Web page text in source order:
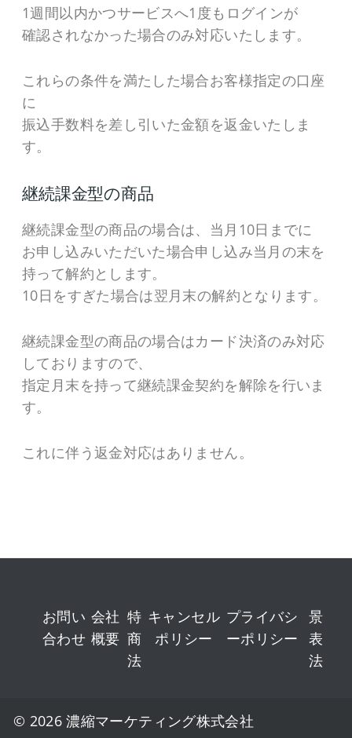
1週間以内かつサービスへ1度もログインが
確認されなかった場合のみ対応いたします。
これらの条件を満たした場合お客様指定の口座
に
振込手数料を差し引いた金額を返金いたしま
す。
継続課金型の商品
継続課金型の商品の場合は、当月10日までに
お申し込みいただいた場合申し込み当月の末を
持って解約とします。
10日をすぎた場合は翌月末の解約となります。
継続課金型の商品の場合はカード決済のみ対応
しておりますので、
指定月末を持って継続課金契約を解除を行いま
す。
これに伴う返金対応はありません。
お問い
合わせ
会社
概要
特
商
法
キャンセル
ポリシー
プライバシ
ーポリシー
景
表
法
© 2026 濃縮マーケティング株式会社